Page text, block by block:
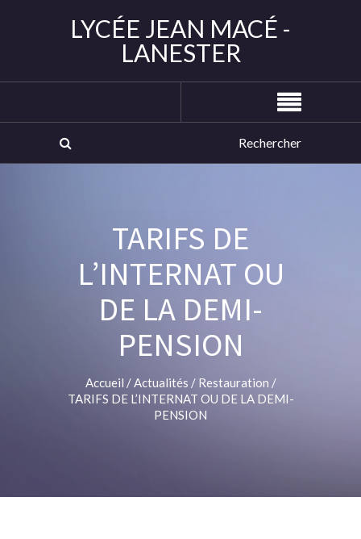
LYCÉE JEAN MACÉ -
LANESTER
TARIFS DE
L’INTERNAT OU
DE LA DEMI-
PENSION
Accueil /Actualités / Restauration /
TARIFS DE L’INTERNAT OU DE LA DEMI-
PENSION